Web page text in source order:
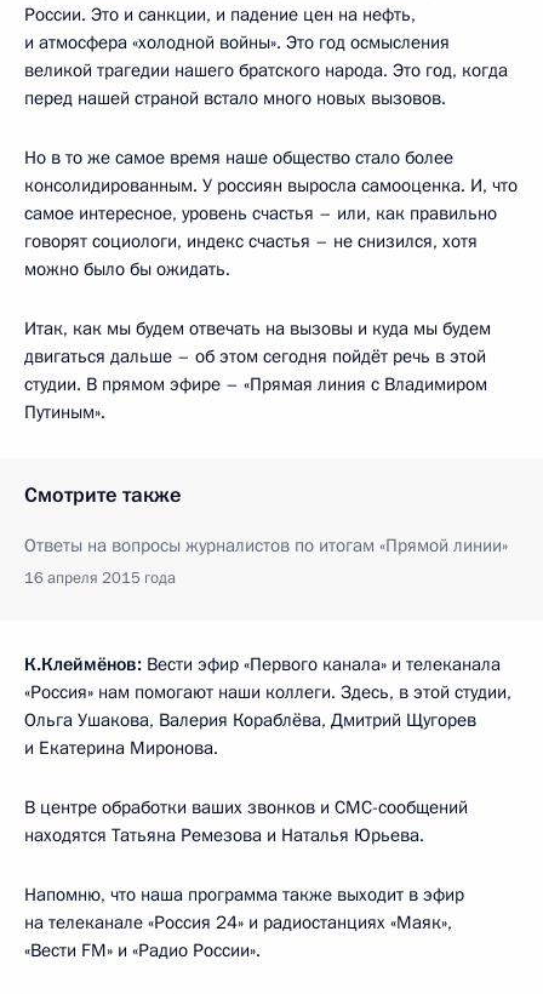
России. Это и санкции, и падение цен на нефть,
и атмосфера «холодной войны». Это год осмысления
великой трагедии нашего братского народа. Это год, когда
перед нашей страной встало много новых вызовов.
Но в то же самое время наше общество стало более
консолидированным. У россиян выросла самооценка. И, что
самое интересное, уровень счастья – или, как правильно
говорят социологи, индекс счастья – не снизился, хотя
можно было бы ожидать.
Итак, как мы будем отвечать на вызовы и куда мы будем
двигаться дальше – об этом сегодня пойдёт речь в этой
студии. В прямом эфире – «Прямая линия с Владимиром
Путиным».
Смотрите также
Ответы на вопросы журналистов по итогам «Прямой линии»
16 апреля 2015 года
К.Клеймёнов: Вести эфир «Первого канала» и телеканала
«Россия» нам помогают наши коллеги. Здесь, в этой студии,
Ольга Ушакова, Валерия Кораблёва, Дмитрий Щугорев
и Екатерина Миронова.
В центре обработки ваших звонков и СМС-сообщений
находятся Татьяна Ремезова и Наталья Юрьева.
Напомню, что наша программа также выходит в эфир
на телеканале «Россия 24» и радиостанциях «Маяк»,
«Вести FM» и «Радио России».